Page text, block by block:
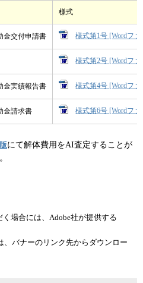
様式
金交付申請書 様式第1号 [Wordフ
様式第2号 [Wordフ
金実績報告書 様式第4号 [Wordフ
金請求書 様式第6号 [Wordフ
にて解体費用をAI査定することが
場合には、Adobe社が提供する
、バナーのリンク先からダウンロー